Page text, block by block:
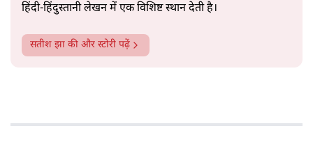
हिंदी‑हिंदुस्तानी लेखन में एक विशिष्ट स्थान देती है।
सतीश झा की और स्टोरी पढ़ें